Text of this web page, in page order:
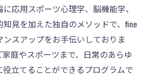
応用スポーツ心理学、脳機能学、
見を加えた独自のメソッドで、fine
ンスアップをお手伝いしておりま
庭やスポーツまで、日常のあらゆ
役立てることができるプログラムで